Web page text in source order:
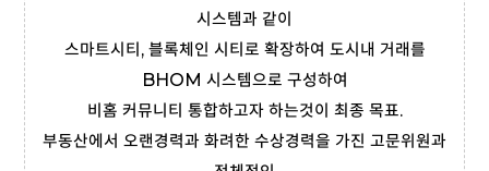
시스템과 같이
스마트시티, 블록체인 시티로 확장하여 도시내 거래를
BHOM 시스템으로 구성하여
비홈 커뮤니티 통합하고자 하는것이 최종 목표.
부동산에서 오랜경력과 화려한 수상경력을 가진 고문위원과